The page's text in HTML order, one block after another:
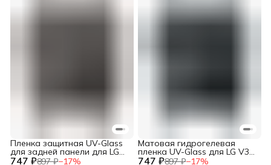
747 ₽897 ₽−17%
Пленка защитная UV-Glass
для задней панели для LG
V40 ThinQ 747 ₽897 ₽−17%
Матовая гидрогелевая
пленка UV-Glass для LG V30
ThinQ